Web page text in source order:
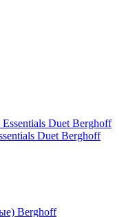
Duet Berghoff